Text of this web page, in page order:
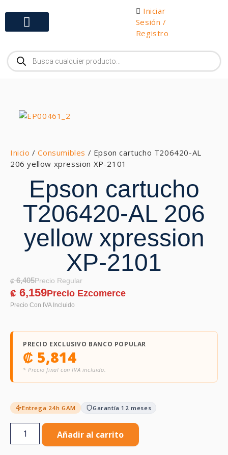
Iniciar
Sesión /
Registro
Inicio /Consumibles / Epson cartucho T206420-AL
206 yellow xpression XP-2101
Epson cartucho
T206420-AL 206
yellow xpression
XP-2101
₡6,405
₡ 6,159
PRECIO EXCLUSIVO BANCO POPULAR
₡ 5,814
* Precio final con IVA incluido.
Entrega 24h GAM Garantía 12 meses
Añadir al carrito